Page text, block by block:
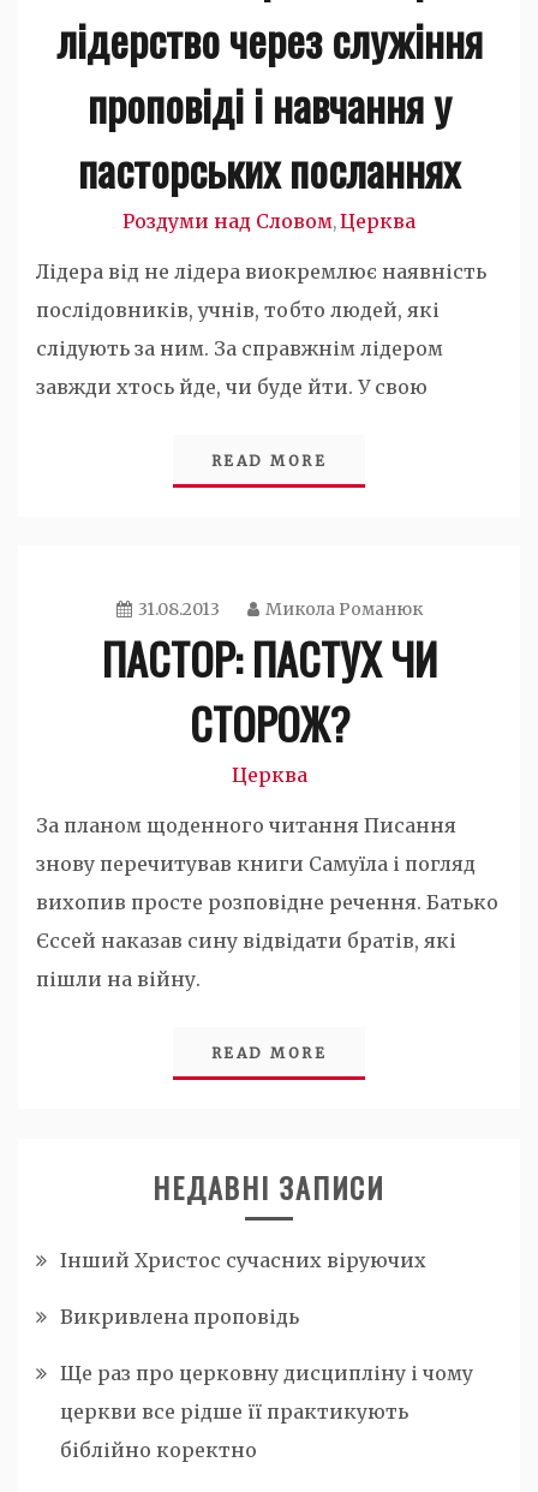
лідерство через служіння
проповіді і навчання у
пасторських посланнях
Роздуми над Словом,Церква
Лідера від не лідера виокремлює наявність
послідовників, учнів, тобто людей, які
слідують за ним. За справжнім лідером
завжди хтось йде, чи буде йти. У свою
READ MORE
31.08.2013 Микола Романюк
ПАСТОР: ПАСТУХ ЧИ
СТОРОЖ?
Церква
За планом щоденного читання Писання
знову перечитував книги Самуїла і погляд
вихопив просте розповідне речення. Батько
Єссей наказав сину відвідати братів, які
пішли на війну.
READ MORE
НЕДАВНІ ЗАПИСИ
Інший Христос сучасних віруючих
Викривлена проповідь
Ще раз про церковну дисципліну і чому
церкви все рідше її практикують
біблійно коректно